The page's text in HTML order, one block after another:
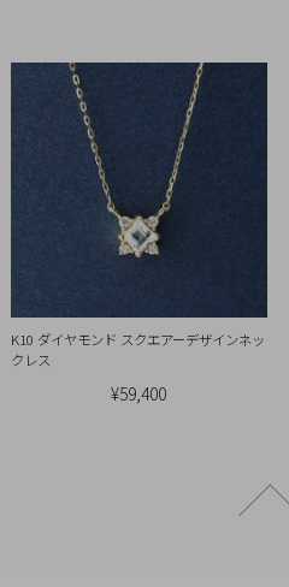
K10 ダイヤモンド スクエアーデザインネッ
クレス
¥59,400
に